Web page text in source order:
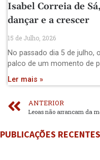
Isabel Correia de
dançar e a crescer
15 de Julho, 2026
No passado dia 5 de julho,
palco de um momento de
Ler mais »
ANTERIOR
PUBLICAÇÕES RECENTES